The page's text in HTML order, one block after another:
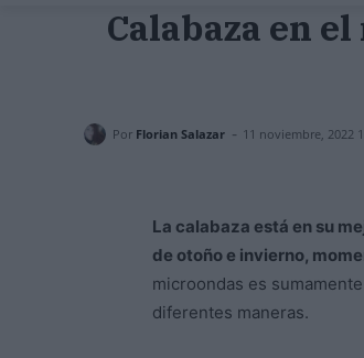
Calabaza en
Por Florian Salazar - 11 noviembre, 2022
La calabaza está en su
de otoño e invierno,
microondas es
diferentes maneras.